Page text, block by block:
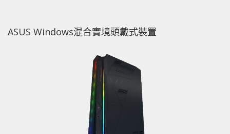
ASUS Windows混合實境頭戴式裝置